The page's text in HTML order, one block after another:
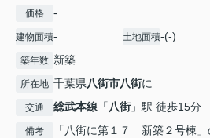
価格 -
建物面積- 土地面積-(-)
築年数 新築
所在地 千葉県八街市八街に
交通 総武本線 「八街」駅 徒歩15分
備考
「八街に第１７ 新築２号棟